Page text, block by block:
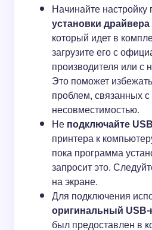
Начинайте настройку
установки драйвера
который идет в
загрузите его с
производителя или с
Это поможет
проблем, связанных с
несовместимостью.
Неподключайте
принтера к
пока программа
запросит это.
на экране.
Для подключения
оригинальный
был предоставлен в